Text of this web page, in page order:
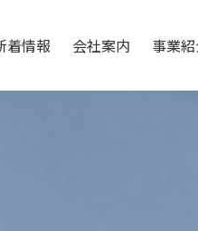
着情報 会社案内 事業